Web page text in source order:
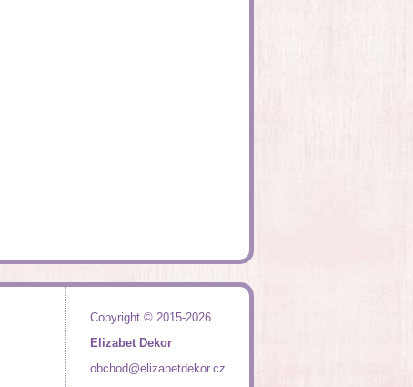
Copyright © 2015-2026
Elizabet Dekor
obchod@elizabetdekor.cz